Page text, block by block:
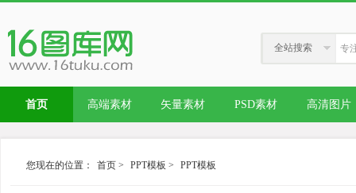
全站搜索
首页 高端素材 矢量素材 PSD素材 高清图片
您现在的位置： 首页 > PPT模板 > PPT模板